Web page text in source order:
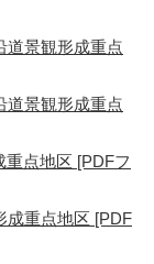
道景観形成重点
道景観形成重点
点地区 [PDFフ
成重点地区 [PDF